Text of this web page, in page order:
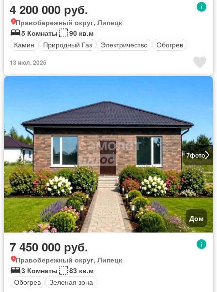
4 200 000 руб.
Правобережный округ, Липецк
5 Комнаты
90 кв.м
Камин
Природный Газ Электричество Обогрев
13 июл. 2026
7фото
Дом
7 450 000 руб.
Правобережный округ, Липецк
3 Комнаты
83 кв.м
Обогрев
Зеленая зона